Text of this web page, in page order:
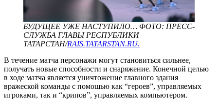
БУДУЩЕЕ УЖЕ НАСТУПИЛО… ФОТО: ПРЕСС-
СЛУЖБА ГЛАВЫ РЕСПУБЛИКИ
ТАТАРСТАН/RAIS.TATARSTAN.RU.
В течение матча персонажи могут становиться сильнее,
получать новые способности и снаряжение. Конечной целью
в ходе матча является уничтожение главного здания
вражеской команды с помощью как “героев”, управляемых
игроками, так и “крипов”, управляемых компьютером.